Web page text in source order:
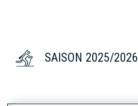
SAISON 2025/2026